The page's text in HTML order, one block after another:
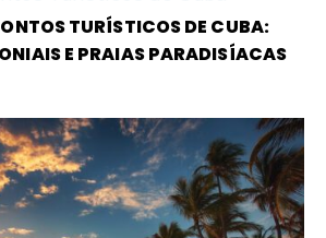
TURÍSTICOS DE CUBA:
E PRAIAS PARADISÍACAS